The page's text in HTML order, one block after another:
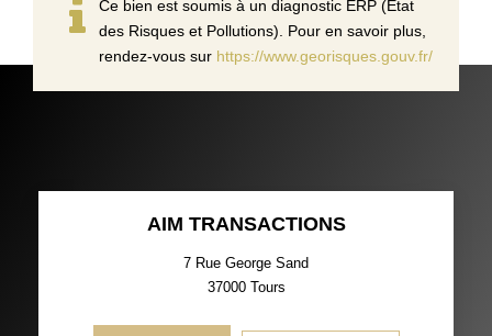
Ce bien est soumis à un diagnostic ERP (État
des Risques et Pollutions). Pour en savoir plus,
rendez-vous sur https://www.georisques.gouv.fr/
AIM TRANSACTIONS
7 Rue George Sand
37000 Tours